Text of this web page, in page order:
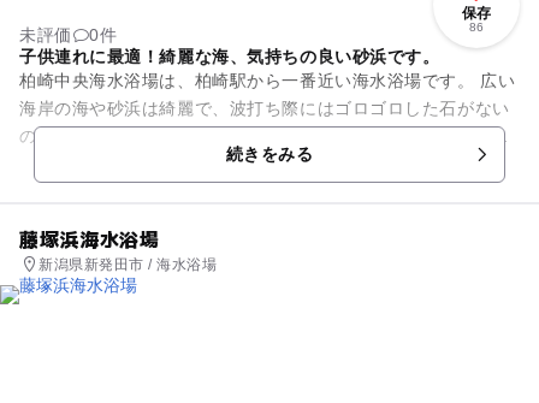
保存
86
未評価
0件
子供連れに最適！綺麗な海、気持ちの良い砂浜です。
柏崎中央海水浴場は、柏崎駅から一番近い海水浴場です。 広い
海岸の海や砂浜は綺麗で、波打ち際にはゴロゴロした石がない
ので気持ちよく裸足で過ごせます。岩場もあり磯遊びも楽しめ
ます。海の家には温水シ...続きをみる
藤塚浜海水浴場
新潟県新発田市 / 海水浴場